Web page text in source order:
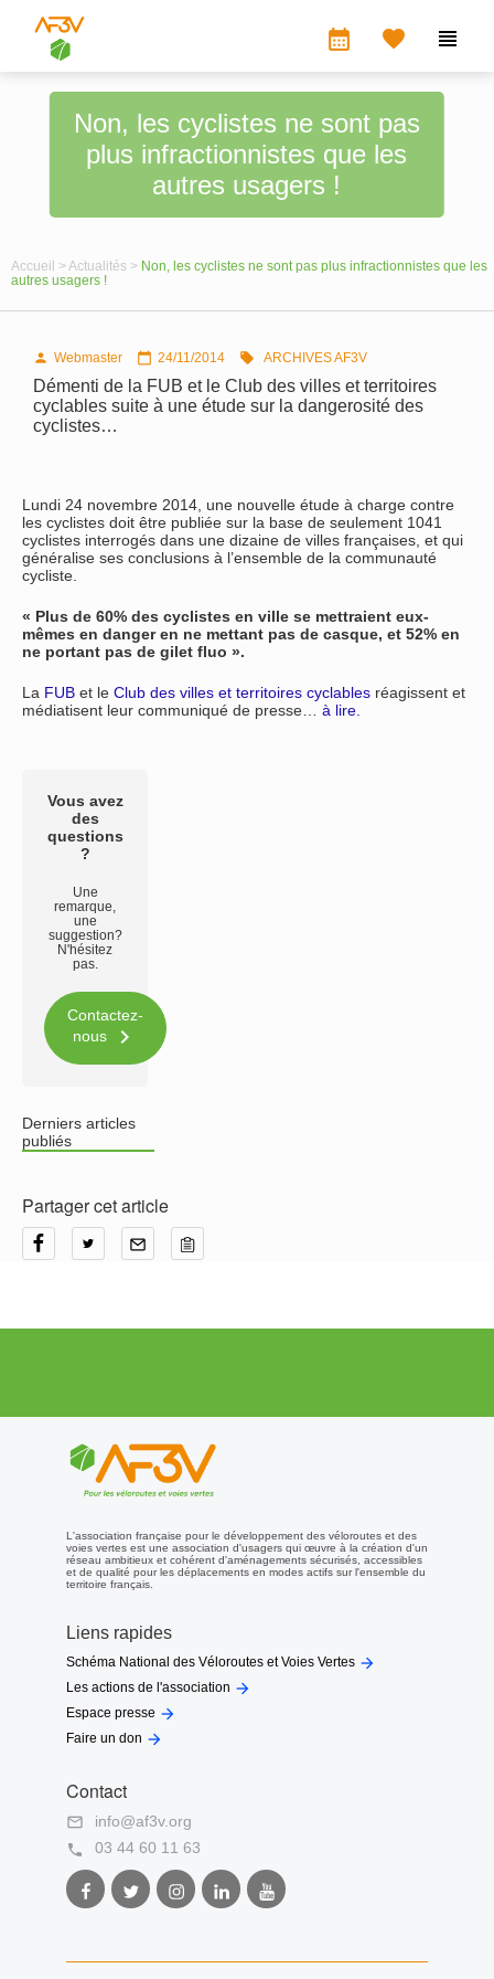
calendar_month  
Non, les cyclistes ne sont pas
plus infractionnistes que les
autres usagers !
Accueil > Actualités > Non, les cyclistes ne sont pas plus infractionnistes que les
autres usagers !
 Webmaster  24/11/2014  ARCHIVES AF3V
Démenti de la FUB et le Club des villes et territoires
cyclables suite à une étude sur la dangerosité des
cyclistes…
Lundi 24 novembre 2014, une nouvelle étude à charge contre
les cyclistes doit être publiée sur la base de seulement 1041
cyclistes interrogés dans une dizaine de villes françaises, et qui
généralise ses conclusions à l’ensemble de la communauté
cycliste.
« Plus de 60% des cyclistes en ville se mettraient eux-
mêmes en danger en ne mettant pas de casque, et 52% en
ne portant pas de gilet fluo ».
La FUB et le Club des villes et territoires cyclables réagissent et
médiatisent leur communiqué de presse… à lire.
Vous avez
des
questions
?
Une
remarque,
une
suggestion?
N'hésitez
pas.
Contactez-
nous

Derniers articles
publiés
Partager cet article
L'association française pour le développement des véloroutes et des
voies vertes est une association d'usagers qui œuvre à la création d'un
réseau ambitieux et cohérent d'aménagements sécurisés, accessibles
et de qualité pour les déplacements en modes actifs sur l'ensemble du
territoire français.
Liens rapides
Schéma National des Véloroutes et Voies Vertes 
Les actions de l'association 
Espace presse 
Faire un don 
Contact

info@af3v.org

03 44 60 11 63
Facebook
AF3V
Twitter
AF3V
Instagram
AF3V
LinkedIn
AF3V
Youtube
AF3V